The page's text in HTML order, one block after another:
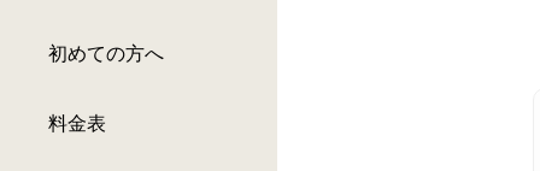
初めての方へ
料金表